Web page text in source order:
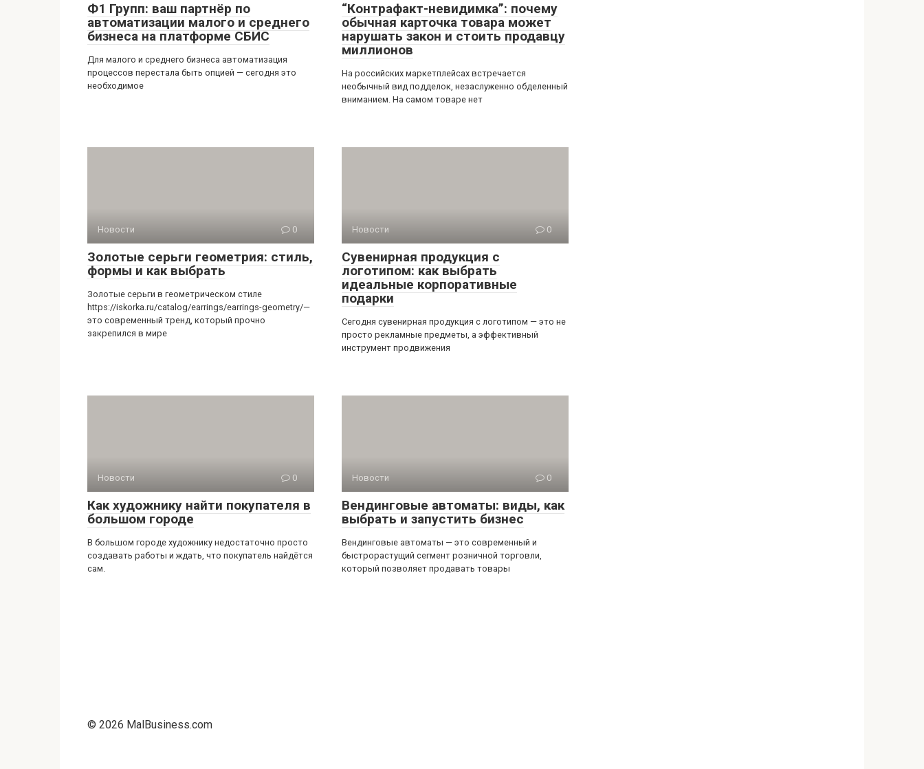
Ф1 Групп: ваш партнёр по
автоматизации малого и среднего
бизнеса на платформе СБИС
Для малого и среднего бизнеса автоматизация
процессов перестала быть опцией — сегодня это
необходимое
“Контрафакт-невидимка”: почему
обычная карточка товара может
нарушать закон и стоить продавцу
миллионов
На российских маркетплейсах встречается
необычный вид подделок, незаслуженно обделенный
вниманием. На самом товаре нет
Новости 0
Золотые серьги геометрия: стиль,
формы и как выбрать
Золотые серьги в геометрическом стиле
https://iskorka.ru/catalog/earrings/earrings-geometry/—
это современный тренд, который прочно
закрепился в мире
Новости 0
Сувенирная продукция с
логотипом: как выбрать
идеальные корпоративные
подарки
Сегодня сувенирная продукция с логотипом — это не
просто рекламные предметы, а эффективный
инструмент продвижения
Новости 0
Как художнику найти покупателя в
большом городе
В большом городе художнику недостаточно просто
создавать работы и ждать, что покупатель найдётся
сам.
Новости 0
Вендинговые автоматы: виды, как
выбрать и запустить бизнес
Вендинговые автоматы — это современный и
быстрорастущий сегмент розничной торговли,
который позволяет продавать товары
© 2026 MalBusiness.com